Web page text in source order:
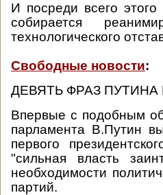
И посреди всего
собирается
технологического
Свободные новости:
ДЕВЯТЬ ФРАЗ
Впервые с подобным
парламента В.Путин
первого
"сильная власть
необходимости
партий.